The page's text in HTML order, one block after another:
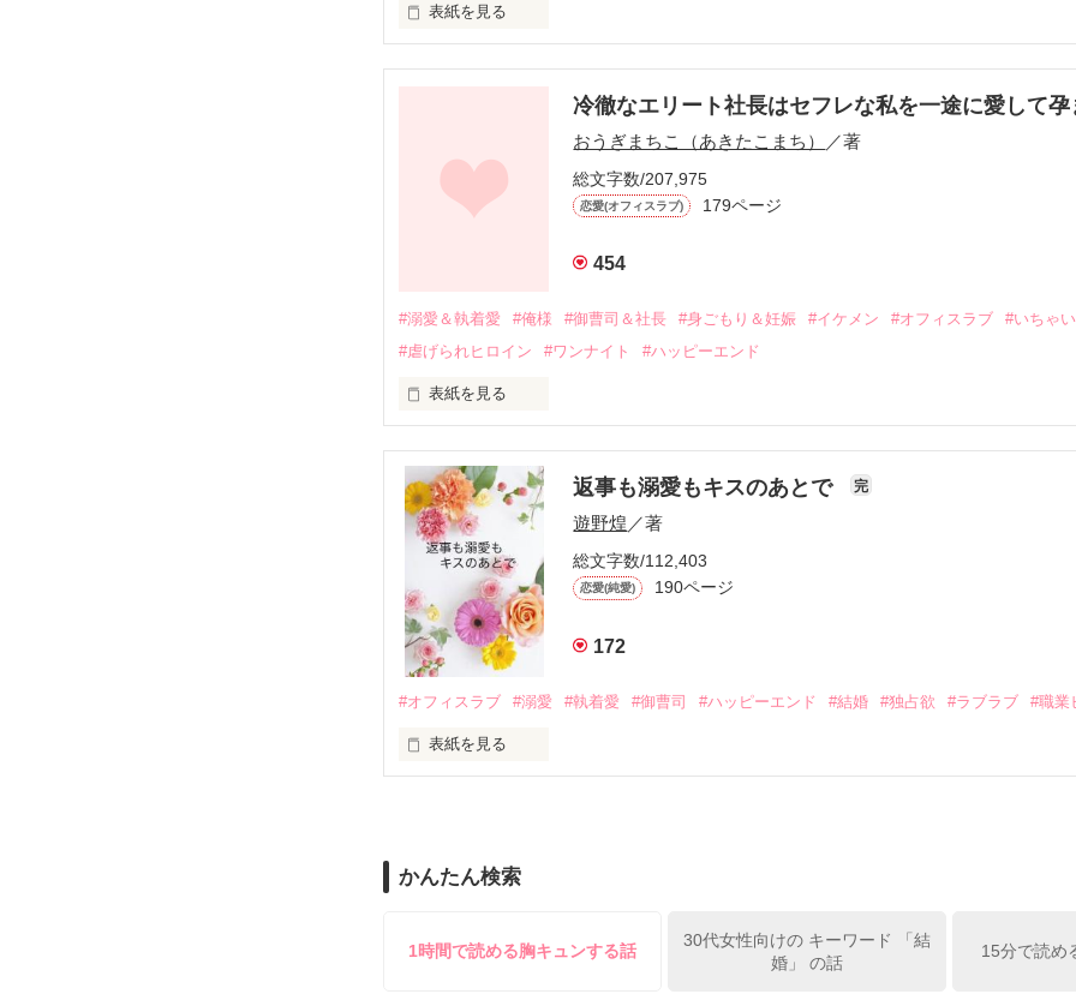
表紙を見る
幼なじみの哲平に淡い恋心を抱いていた美桜。
しかし、ある出来事をきっかけに二人の関係は壊れてしまう。
関係修復もできないまま、美桜は両親の離婚によって
引っ越すことになり、哲平とも離れ離れになった。
運命のような再会を果たす。
そして、ひょんなことから
酔った勢いで一夜を共にしてしまった。
さらに、美桜が初めてだと知った哲平は
『責任をとる、結婚しよう』と真っ直ぐに告げてきた。
甘やかしてくる。
そんなある日、哲平は美桜がストーカー被害に
遭っていることを知る。
美桜を守るため、哲平は同居を提案してきて――。
夏木美桜(なつきみお)
✕
鳴海哲平 (なるみてっぺい)
止まっていたはずの二人の時間が、再び動き出す。
冷徹なエリート社長はセフレな私を一途に愛して孕
おうぎまちこ（あきたこまち） ／著
総文字数/207,975
恋愛(オフィスラブ) 179ページ
454
#溺愛＆執着愛 #俺様 #御曹司＆社長 #身ごもり＆妊娠 #イケメン #オフィスラブ
#いちゃ
#虐げられヒロイン
#ワンナイト #ハッピーエンド
表紙を見る
ろ、日本人美青年と出会い、酒の勢いもあり一夜限りの関係となる。
帰国後、美桜は新しい職場でワンナイトした美青年と再会。なんと彼の正体は、とあ
も関わらず、一族を離れて起業した新進気鋭の実業家、社内でも冷徹だと評判な社長
人だったのだ――！
なぜか恭司から飼い猫の世話係を命じられた美桜は、猫の世話を口実にしばしば呼び
返事も溺愛もキスのあとで 完
遊野煌 ／著
総文字数/112,403
恋愛(純愛) 190ページ
172
#オフィスラブ #溺愛 #執着愛 #御曹司 #ハッピーエンド #結婚 #独占欲 #ラブラブ #職業
表紙を見る
雪瀬鷹哉（29）が『──俺と結婚してくれないか』といきなりプロポーズをしてきた上
鷹哉『宜しくな、俺の雛子』🦅
かんたん検索
1時間で読める胸キュンする話
30代女性向けの キーワード 「結
婚」 の話
15分で読め